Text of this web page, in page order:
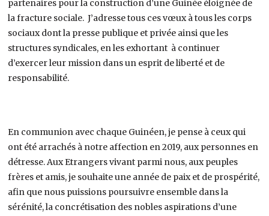
partenaires pour la construction d’une Guinée éloignée de
la fracture sociale. J’adresse tous ces vœux à tous les corps
sociaux dont la presse publique et privée ainsi que les
structures syndicales, en les exhortant à continuer
d’exercer leur mission dans un esprit de liberté et de
responsabilité.
En communion avec chaque Guinéen, je pense à ceux qui
ont été arrachés à notre affection en 2019, aux personnes en
détresse. Aux Etrangers vivant parmi nous, aux peuples
frères et amis, je souhaite une année de paix et de prospérité,
afin que nous puissions poursuivre ensemble dans la
sérénité, la concrétisation des nobles aspirations d’une